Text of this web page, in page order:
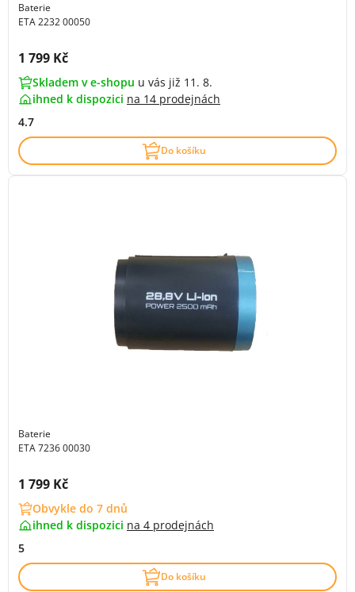
Baterie
ETA 2232 00050
Cena s DPH:
1 799 Kč
Skladem v e-shopu u vás již 11. 8.
ihned k dispozici na 14 prodejnách
4.7
Do košíku
Baterie
ETA 7236 00030
Cena s DPH:
1 799 Kč
Obvykle do 7 dnů
ihned k dispozici na 4 prodejnách
5
Do košíku